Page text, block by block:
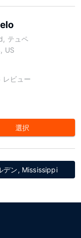
テュペ
US
レビュー
選択
デン, Mississippi